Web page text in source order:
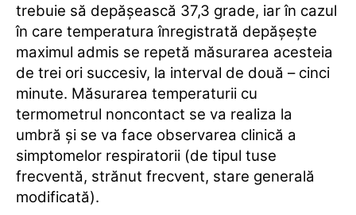
trebuie să depăşească 37,3 grade, iar în cazul
în care temperatura înregistrată depăşeşte
maximul admis se repetă măsurarea acesteia
de trei ori succesiv, la interval de două – cinci
minute. Măsurarea temperaturii cu
termometrul noncontact se va realiza la
umbră şi se va face observarea clinică a
simptomelor respiratorii (de tipul tuse
frecventă, strănut frecvent, stare generală
modificată).